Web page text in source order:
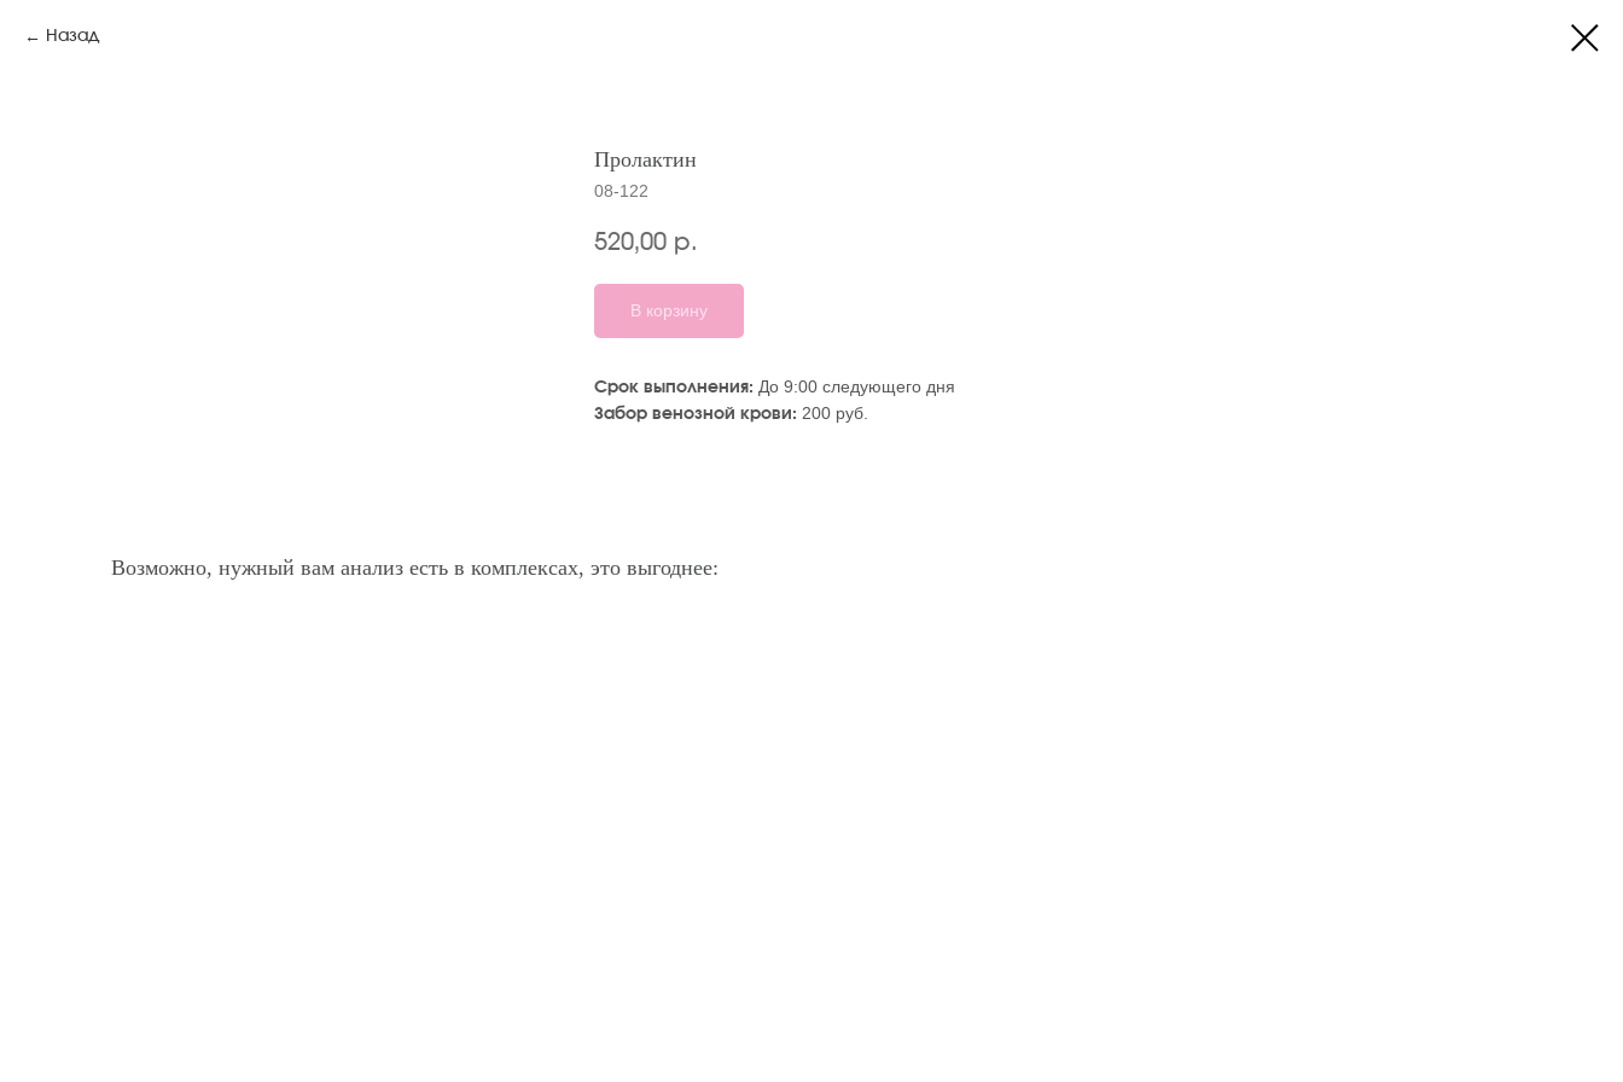
Назад
Пролактин
08-122
520,00 р.
В корзину
Срок выполнения: До 9:00 следующего дня
Забор венозной крови: 200 руб.
Возможно, нужный вам анализ есть в комплексах, это выгоднее: